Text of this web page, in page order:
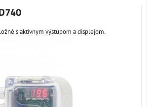
s aktívnym výstupom a displejom.